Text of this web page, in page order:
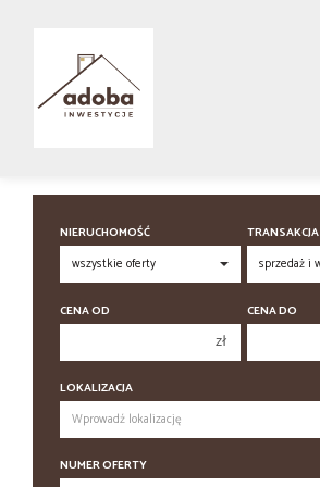
NIERUCHOMOŚĆ TRANSAKCJA
CENA OD
zł
250 000 zł
300 000 zł
CENA DO
250 000 zł
300 000 zł
LOKALIZACJA
NUMER OFERTY